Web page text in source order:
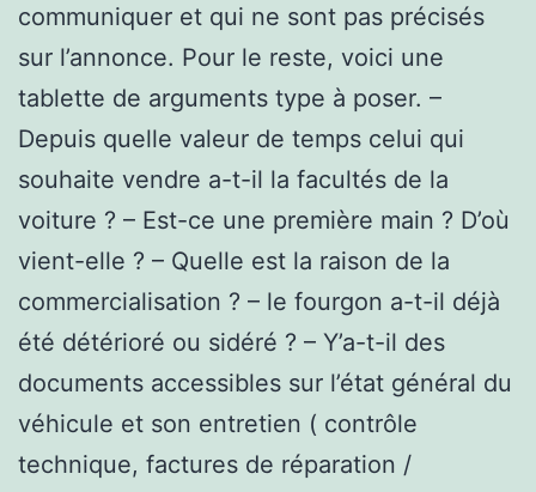
communiquer et qui ne sont pas précisés
sur l’annonce. Pour le reste, voici une
tablette de arguments type à poser. –
Depuis quelle valeur de temps celui qui
souhaite vendre a-t-il la facultés de la
voiture ? – Est-ce une première main ? D’où
vient-elle ? – Quelle est la raison de la
commercialisation ? – le fourgon a-t-il déjà
été détérioré ou sidéré ? – Y’a-t-il des
documents accessibles sur l’état général du
véhicule et son entretien ( contrôle
technique, factures de réparation /